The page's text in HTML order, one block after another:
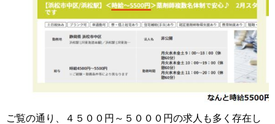
ご覧の通り、４５００円～５０００円の求人も多く存在し